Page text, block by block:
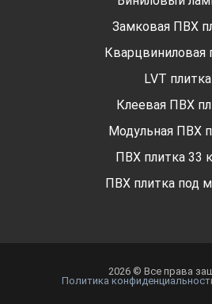
Замковая ПВХ
Кварцвиниловая
LVT плитка
Клеевая ПВХ
Модульная ПВХ
ПВХ плитка 33
ПВХ плитка под
2026 © Все права
Политика